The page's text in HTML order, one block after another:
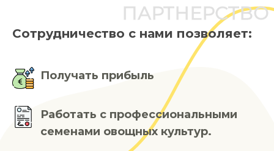
Партнерство с нами
ПАРТНЕРСТВО
Сотрудничество с нами позволяет:
Получать прибыль
Работать с профессиональными
семенами овощных культур.